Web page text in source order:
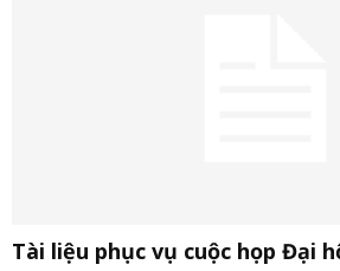
Tài liệu phục vụ cuộc họp Đại